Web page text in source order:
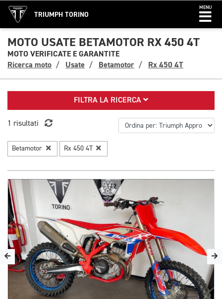
TRIUMPH TORINO
MENU
MOTO USATE BETAMOTOR RX 450 4T
MOTO VERIFICATE E GARANTITE
Ricerca moto
Usate Betamotor Rx 450 4T
FILTRA LA RICERCA
1 risultati
Betamotor Rx 450 4T
1/2